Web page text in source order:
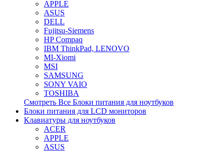
APPLE
ASUS
DELL
Fujitsu-Siemens
HP Compaq
IBM ThinkPad, LENOVO
MI-Xiomi
MSI
SAMSUNG
SONY VAIO
TOSHIBA
Смотреть Все Блоки питания для ноутбуков
Блоки питания для LCD мониторов
Клавиатуры для ноутбуков
ACER
APPLE
ASUS